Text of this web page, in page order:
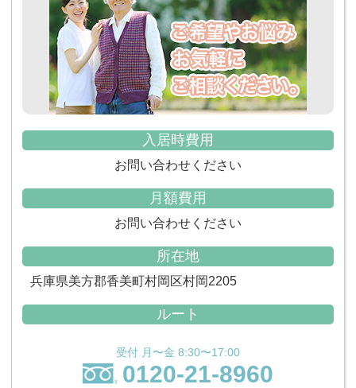
入居時費用
お問い合わせください
月額費用
お問い合わせください
所在地
兵庫県美方郡香美町村岡区村岡2205
ルート
受付 月〜金 8:30〜17:00
0120-21-8960